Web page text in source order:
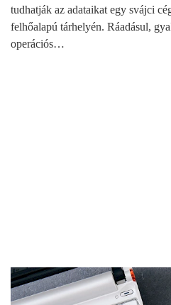
tudhatják az adataikat egy svájci
felhőalapú tárhelyén. Ráadásul,
operációs…